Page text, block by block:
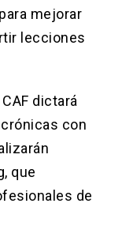
mejorar
lecciones
dictará
con
que
de